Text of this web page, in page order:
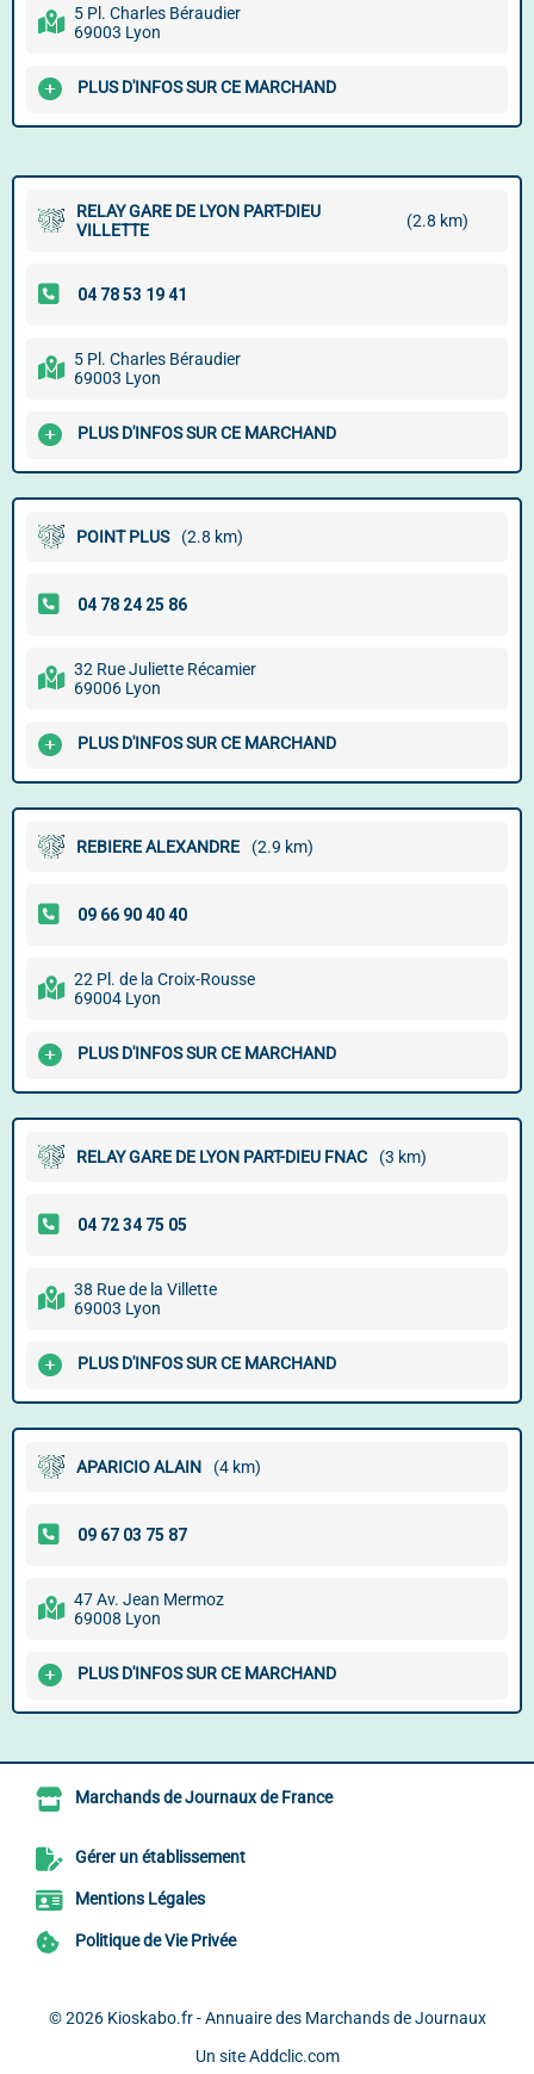
5 Pl. Charles Béraudier
69003 Lyon
PLUS D'INFOS SUR CE MARCHAND
RELAY GARE DE LYON PART-DIEU
VILLETTE
(2.8 km)
5 Pl. Charles Béraudier
69003 Lyon
PLUS D'INFOS SUR CE MARCHAND
POINT PLUS (2.8 km)
32 Rue Juliette Récamier
69006 Lyon
PLUS D'INFOS SUR CE MARCHAND
REBIERE ALEXANDRE (2.9 km)
22 Pl. de la Croix-Rousse
69004 Lyon
PLUS D'INFOS SUR CE MARCHAND
RELAY GARE DE LYON PART-DIEU FNAC (3 km)
38 Rue de la Villette
69003 Lyon
PLUS D'INFOS SUR CE MARCHAND
APARICIO ALAIN (4 km)
47 Av. Jean Mermoz
69008 Lyon
PLUS D'INFOS SUR CE MARCHAND
Marchands de Journaux de France
Gérer un établissement
Mentions Légales
Politique de Vie Privée
© 2026 Kioskabo.fr - Annuaire des Marchands de Journaux
Un site Addclic.com